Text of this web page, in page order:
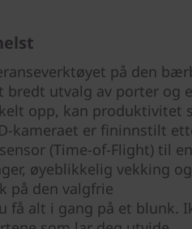
på den
bredt utvalg av porter og
opp, kan produktivitet
kameraet er fininnstilt
(Time-of-Flight) til
øyeblikkelig vekking
på den valgfrie
få alt i gang på et blunk.